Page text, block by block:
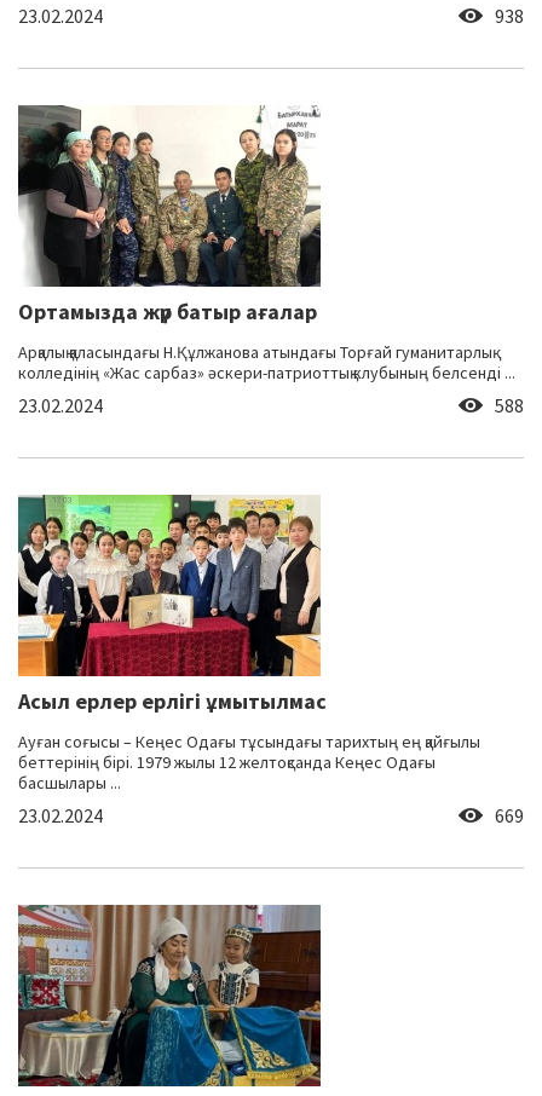
23.02.2024 938
Ортамызда жүр батыр ағалар
Арқалық қаласындағы Н.Құлжанова атындағы Торғай гуманитарлық
колледінің «Жас сарбаз» әскери-патриоттық клубының белсенді ...
23.02.2024 588
Асыл ерлер ерлігі ұмытылмас
Ауған соғысы – Кеңес Одағы тұсындағы тарихтың ең қайғылы
беттерінің бірі. 1979 жылы 12 желтоқсанда Кеңес Одағы
басшылары ...
23.02.2024 669